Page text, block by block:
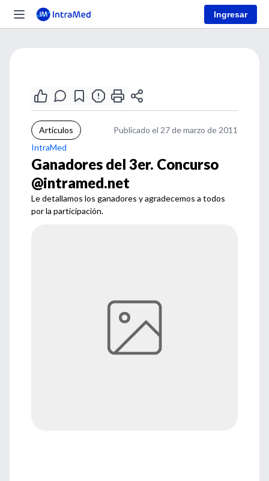
Ingresar
Artículos
Publicado el 27 de marzo de 2011
IntraMed
Ganadores del 3er. Concurso
@intramed.net
Le detallamos los ganadores y agradecemos a todos
por la participación.